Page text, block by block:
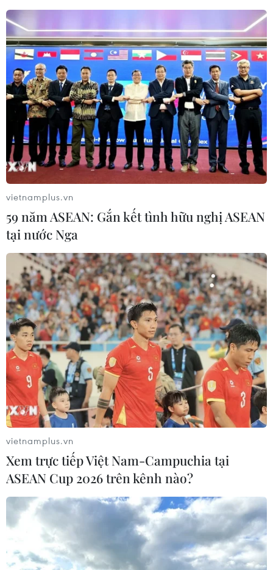
vietnamplus.vn
59 năm ASEAN: Gắn kết tình hữu nghị ASEAN
tại nước Nga
vietnamplus.vn
Xem trực tiếp Việt Nam-Campuchia tại
ASEAN Cup 2026 trên kênh nào?